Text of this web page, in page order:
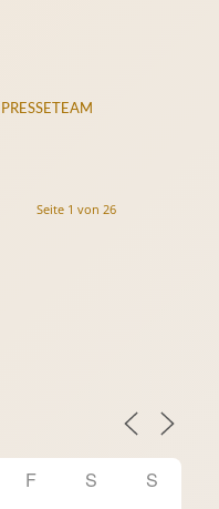
Seite 1 von 26
F S
S